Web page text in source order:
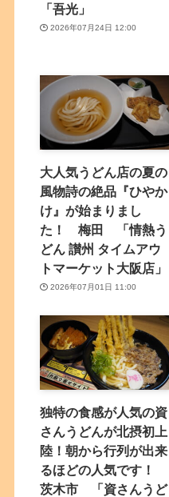
「吾光」
2026年07月24日 12:00
大人気うどん店の夏の
風物詩の絶品『ひやか
け』が始まりまし
た！ 梅田 「情熱う
どん 讃州 タイムアウ
トマーケット大阪店」
2026年07月01日 11:00
独特の食感が人気の資
さんうどんが北摂初上
陸！朝から行列が出来
るほどの人気です！
茨木市 「資さんうど